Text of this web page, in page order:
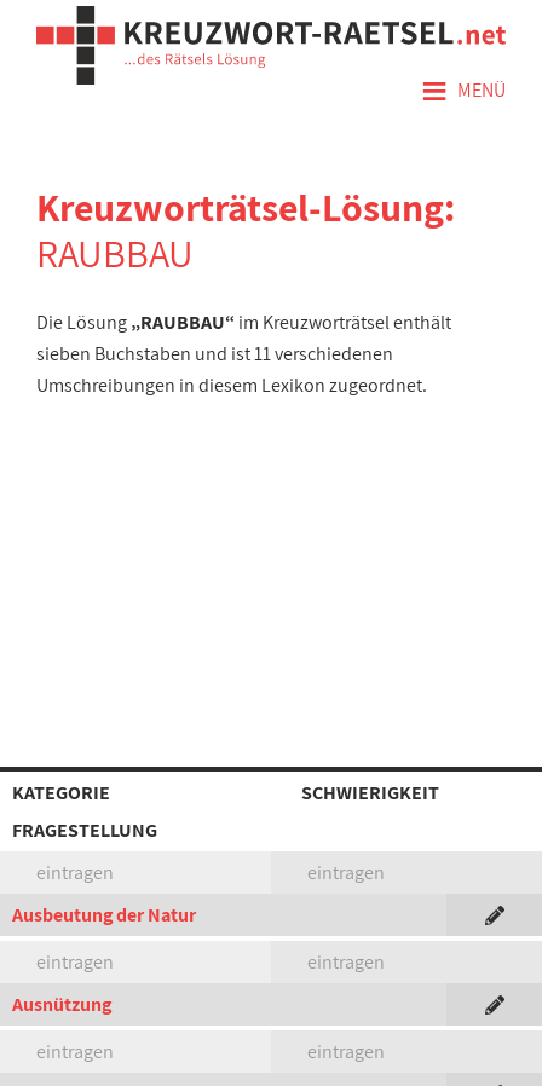
≡ MENÜ
Kreuzworträtsel-Lösung:
RAUBBAU
Die Lösung„RAUBBAU“ im Kreuzworträtsel enthält
sieben Buchstaben und ist 11 verschiedenen
Umschreibungen in diesem Lexikon zugeordnet.
KATEGORIE
SCHWIERIGKEIT
FRAGESTELLUNG
eintragen
eintragen
Ausbeutung der Natur
eintragen
eintragen
Ausnützung
eintragen
eintragen